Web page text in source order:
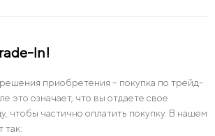
In!
приобретения – покупка по трейд-
это означает, что вы отдаете свое
чтобы частично оплатить покупку. В нашем
так: